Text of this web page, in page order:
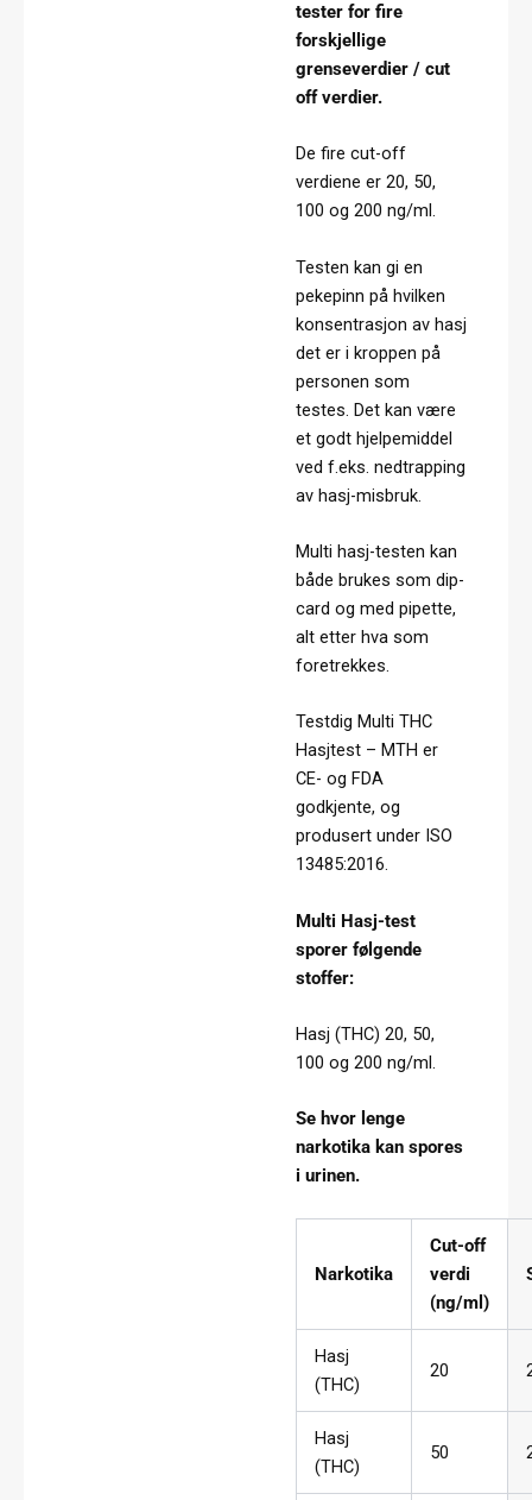
tester for fire
forskjellige
grenseverdier / cut
off verdier.
De fire cut-off
verdiene er 20, 50,
100 og 200 ng/ml.
Testen kan gi en
pekepinn på hvilken
konsentrasjon av hasj
det er i kroppen på
personen som
testes. Det kan være
et godt hjelpemiddel
ved f.eks. nedtrapping
av hasj-misbruk.
Multi hasj-testen kan
både brukes som dip-
card og med pipette,
alt etter hva som
foretrekkes.
Testdig Multi THC
Hasjtest – MTH er
CE- og FDA
godkjente, og
produsert under ISO
13485:2016.
Multi Hasj-test
sporer følgende
stoffer:
Hasj (THC) 20, 50,
100 og 200 ng/ml.
Se hvor lenge
narkotika kan spores
i urinen.
Narkotika
Cut-off
verdi
(ng/ml)
Hasj
(THC)
20
Hasj
(THC)
50